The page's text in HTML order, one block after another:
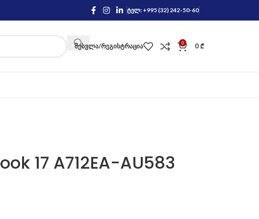
ტელ: +995 (32) 242-50-60
ᲨᲔᲡᲕᲚᲐ/ᲠᲔᲒᲘᲡᲢᲠᲐᲪᲘᲐ 0 0₾
17 A712EA-AU583